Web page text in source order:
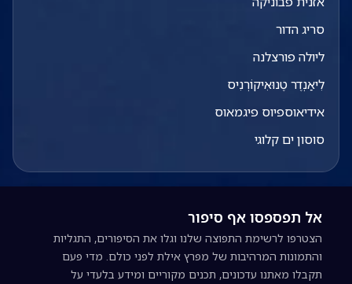
סריג הדור
ליולה פורצלנה
לִיאַנְדֶר טֶנוּאִיקוֹרְנִיס
אידיאוספיוס פיגמאוס
סוסון ים קלוגי
אל תפספסו אף סיפור
הצטרפו לרשימת התפוצה שלנו וגלו את הסיפורים, התגליות
והתמונות המרהיבות של מפרץ אילת לפני כולם. מדי פעם
תקבלו מאתנו עדכונים, תכנים מקוריים ומידע בלעדי על